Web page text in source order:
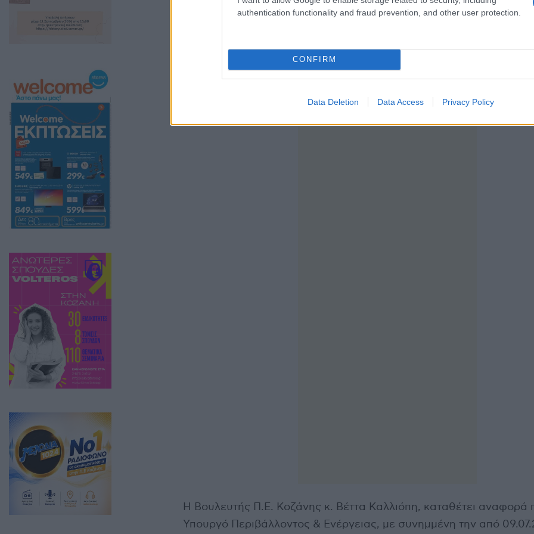
authentication functionality and fraud prevention, and other user protection.
CONFIRM
Data Deletion Data Access Privacy Policy
Για τον κ. Υπουργό Περιβάλλοντος & Ενέργειας
Θέμα: «Κατάργηση κριτηρίου εντοπιότητας από προκηρύξεις της
Η Βουλευτής Π.Ε. Κοζάνης κ. Βέττα Καλλιόπη, καταθέτει αναφορά
Υπουργό Περιβάλλοντος & Ενέργειας, με συνημμένη την από